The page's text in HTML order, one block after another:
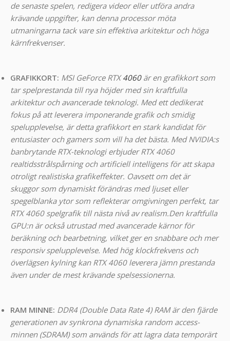
de senaste spelen, redigera videor eller utföra andra
krävande uppgifter, kan denna processor möta
utmaningarna tack vare sin effektiva arkitektur och höga
kärnfrekvenser.
GRAFIKKORT: MSI GeForce RTX4060är en grafikkort som
tar spelprestanda till nya höjder med sin kraftfulla
arkitektur och avancerade teknologi. Med ett dedikerat
fokus på att leverera imponerande grafik och smidig
spelupplevelse, är detta grafikkort en stark kandidat för
entusiaster och gamers som vill ha det bästa. Med NVIDIA:s
banbrytande RTX-teknologi erbjuder RTX 4060
realtidsstrålspårning och artificiell intelligens för att skapa
otroligt realistiska grafikeffekter. Oavsett om det är
skuggor som dynamiskt förändras med ljuset eller
spegelblanka ytor som reflekterar omgivningen perfekt, tar
RTX 4060 spelgrafik till nästa nivå av realism.Den kraftfulla
GPU:n är också utrustad med avancerade kärnor för
beräkning och bearbetning, vilket ger en snabbare och mer
responsiv spelupplevelse. Med hög klockfrekvens och
överlägsen kylning kan RTX 4060 leverera jämn prestanda
även under de mest krävande spelsessionerna.
RAM MINNE: DDR4 (Double Data Rate 4) RAM är den fjärde
generationen av synkrona dynamiska random access-
minnen (SDRAM) som används för att lagra data temporärt